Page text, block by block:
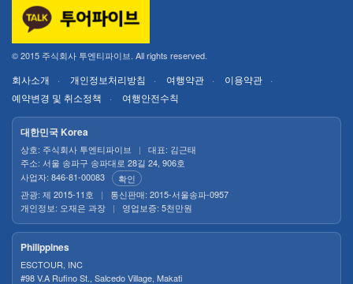
© 2015 주식회사 투엔티파이브. All rights reserved.
회사소개 개인정보처리방침 여행약관
이용약관
예약변경 및 취소정책
여행안전수칙
대한민국 Korea
상호: 주식회사 투엔티파이브 |
대표: 김근태
주소: 서울 송파구 송파대로 28길 24, 906호
사업자: 846-81-00083
확인
관광: 제 2015-11호
|
통신판매: 2015-서울송파-0957
개인정보: 오재은 과장
| 영업보증: 5천만원
Philippines
ESCTOUR, INC
#98 V.A Rufino St., Salcedo Village, Makati